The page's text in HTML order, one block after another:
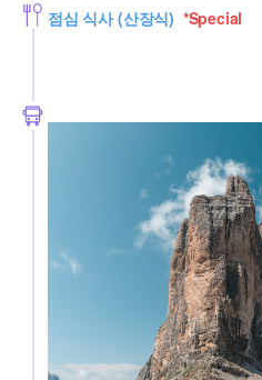
점심 식사 (산장식) *Special